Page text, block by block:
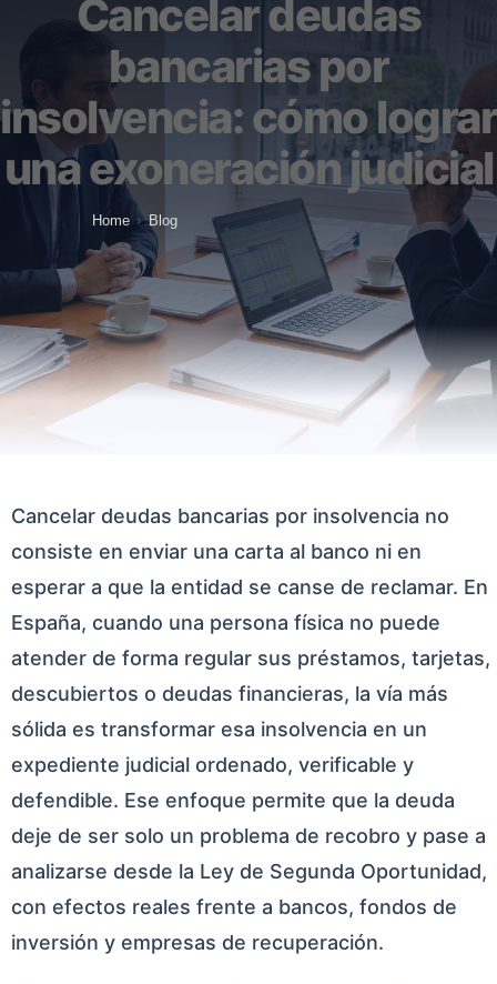
Cancelar deudas
bancarias por
insolvencia: cómo lograr
una exoneración judicial
Home › Blog
Cancelar deudas bancarias por insolvencia no
consiste en enviar una carta al banco ni en
esperar a que la entidad se canse de reclamar. En
España, cuando una persona física no puede
atender de forma regular sus préstamos, tarjetas,
descubiertos o deudas financieras, la vía más
sólida es transformar esa insolvencia en un
expediente judicial ordenado, verificable y
defendible. Ese enfoque permite que la deuda
deje de ser solo un problema de recobro y pase a
analizarse desde la Ley de Segunda Oportunidad,
con efectos reales frente a bancos, fondos de
inversión y empresas de recuperación.